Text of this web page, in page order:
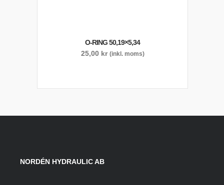
O-RING 50,19×5,34
25,00 kr (inkl. moms)
NORDÉN HYDRAULIC AB